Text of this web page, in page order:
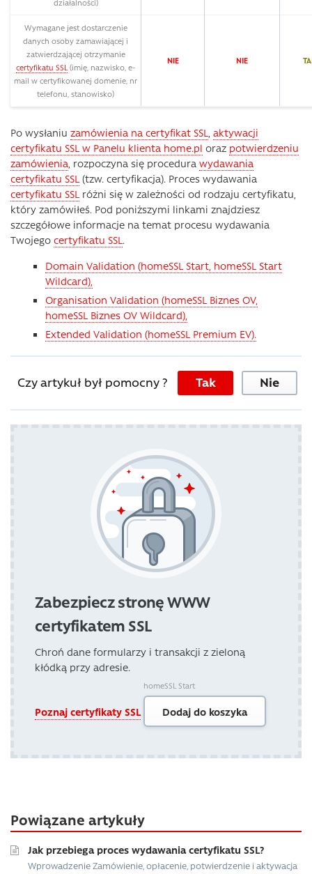
działalności)
Wymagane jest dostarczenie
danych osoby zamawiającej i
zatwierdzającej otrzymanie
certyfikatu SSL(imię, nazwisko, e-
mail w certyfikowanej domenie, nr
telefonu, stanowisko)
NIE NIE
Po wysłaniu zamówienia na certyfikat SSL, aktywacji
certyfikatu SSL w Panelu klienta home.pl oraz potwierdzeniu
zamówienia, rozpoczyna się procedura wydawania
certyfikatu SSL (tzw. certyfikacja). Proces wydawania
certyfikatu SSL różni się w zależności od rodzaju certyfikatu,
który zamówiłeś. Pod poniższymi linkami znajdziesz
szczegółowe informacje na temat procesu wydawania
Twojego certyfikatu SSL.
Domain Validation (homeSSL Start, homeSSL Start
Wildcard),
Organisation Validation (homeSSL Biznes OV,
homeSSL Biznes OV Wildcard),
Extended Validation (homeSSL Premium EV).
Czy artykuł był pomocny ? Tak Nie
Zabezpiecz stronę WWW
certyfikatem SSL
Chroń dane formularzy i transakcji z zieloną
kłódką przy adresie.
Poznaj certyfikaty SSL
homeSSL Start
Dodaj do koszyka
Powiązane artykuły
Jak przebiega proces wydawania certyfikatu SSL?
Wprowadzenie Zamówienie, opłacenie, potwierdzenie i aktywacja